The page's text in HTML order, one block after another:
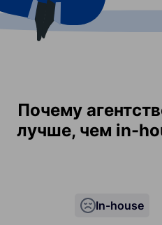
Почему
лучше, чем in-
In-house